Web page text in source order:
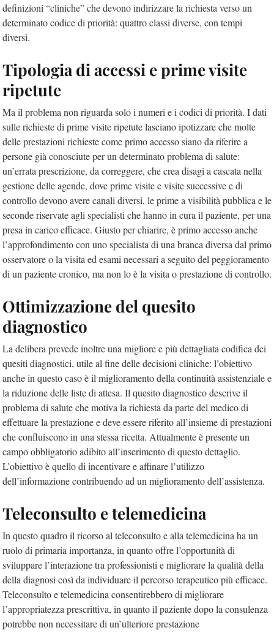
definizioni “cliniche” che devono indirizzare la richiesta verso un
determinato codice di priorità: quattro classi diverse, con tempi
diversi.
Tipologia di accessi e prime visite
ripetute
Ma il problema non riguarda solo i numeri e i codici di priorità. I dati
sulle richieste di prime visite ripetute lasciano ipotizzare che molte
delle prestazioni richieste come primo accesso siano da riferire a
persone già conosciute per un determinato problema di salute:
un’errata prescrizione, da correggere, che crea disagi a cascata nella
gestione delle agende, dove prime visite e visite successive e di
controllo devono avere canali diversi, le prime a visibilità pubblica e le
seconde riservate agli specialisti che hanno in cura il paziente, per una
presa in carico efficace. Giusto per chiarire, è primo accesso anche
l’approfondimento con uno specialista di una branca diversa dal primo
osservatore o la visita ed esami necessari a seguito del peggioramento
di un paziente cronico, ma non lo è la visita o prestazione di controllo.
Ottimizzazione del quesito
diagnostico
La delibera prevede inoltre una migliore e più dettagliata codifica dei
quesiti diagnostici, utile al fine delle decisioni cliniche: l’obiettivo
anche in questo caso è il miglioramento della continuità assistenziale e
la riduzione delle liste di attesa. Il quesito diagnostico descrive il
problema di salute che motiva la richiesta da parte del medico di
effettuare la prestazione e deve essere riferito all’insieme di prestazioni
che confluiscono in una stessa ricetta. Attualmente è presente un
campo obbligatorio adibito all’inserimento di questo dettaglio.
L’obiettivo è quello di incentivare e affinare l’utilizzo
dell’informazione contribuendo ad un miglioramento dell’assistenza.
Teleconsulto e telemedicina
In questo quadro il ricorso al teleconsulto e alla telemedicina ha un
ruolo di primaria importanza, in quanto offre l’opportunità di
sviluppare l’interazione tra professionisti e migliorare la qualità della
della diagnosi così da individuare il percorso terapeutico più efficace.
Teleconsulto e telemedicina consentirebbero di migliorare
l’appropriatezza prescrittiva, in quanto il paziente dopo la consulenza
potrebbe non necessitare di un’ulteriore prestazione